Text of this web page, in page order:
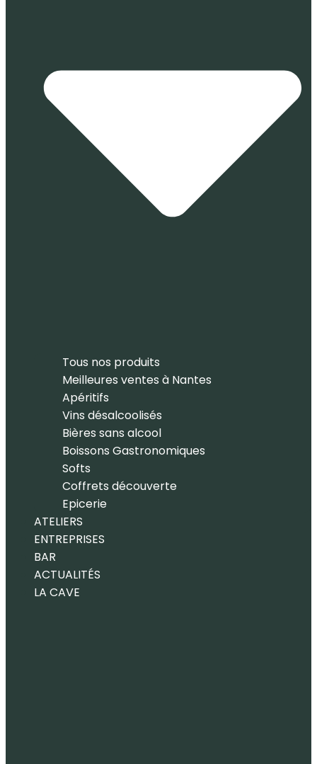
Tous nos produits
Meilleures ventes à Nantes
Apéritifs
Vins désalcoolisés
Bières sans alcool
Boissons Gastronomiques
Softs
Coffrets découverte
Epicerie
ATELIERS
ENTREPRISES
BAR
ACTUALITÉS
LA CAVE